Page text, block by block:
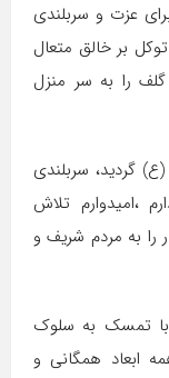
عزت و سربلندی
بر خالق متعال
را به سر منزل
گردید، سربلندی
،امیدوارم تلاش
را به مردم شریف و
تولید »با تمسک به سلوک
ابعاد همگانی و